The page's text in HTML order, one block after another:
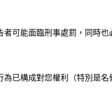
可能面臨刑事處罰，同時也
已構成對您權利（特別是名